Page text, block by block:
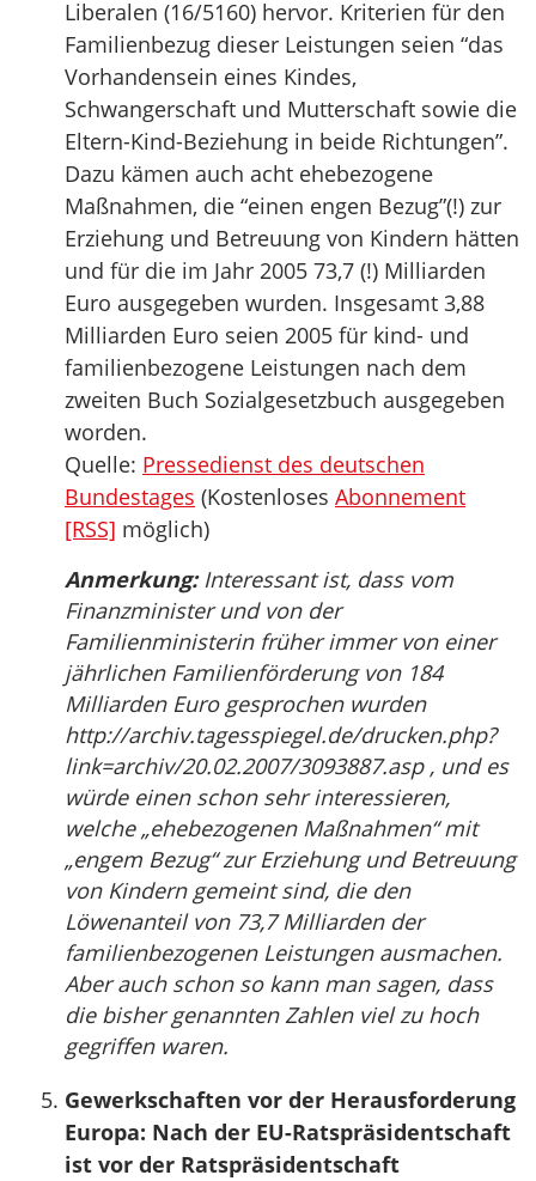
Liberalen (16/5160) hervor. Kriterien für den
Familienbezug dieser Leistungen seien “das
Vorhandensein eines Kindes,
Schwangerschaft und Mutterschaft sowie die
Eltern-Kind-Beziehung in beide Richtungen”.
Dazu kämen auch acht ehebezogene
Maßnahmen, die “einen engen Bezug”(!) zur
Erziehung und Betreuung von Kindern hätten
und für die im Jahr 2005 73,7 (!) Milliarden
Euro ausgegeben wurden. Insgesamt 3,88
Milliarden Euro seien 2005 für kind- und
familienbezogene Leistungen nach dem
zweiten Buch Sozialgesetzbuch ausgegeben
worden.
Quelle: Pressedienst des deutschen
Bundestages (Kostenloses Abonnement
[RSS] möglich)
Anmerkung:Interessant ist, dass vom
Finanzminister und von der
Familienministerin früher immer von einer
jährlichen Familienförderung von 184
Milliarden Euro gesprochen wurden
http://archiv.tagesspiegel.de/drucken.php?
link=archiv/20.02.2007/3093887.asp , und es
würde einen schon sehr interessieren,
welche „ehebezogenen Maßnahmen“ mit
„engem Bezug“ zur Erziehung und Betreuung
von Kindern gemeint sind, die den
Löwenanteil von 73,7 Milliarden der
familienbezogenen Leistungen ausmachen.
Aber auch schon so kann man sagen, dass
die bisher genannten Zahlen viel zu hoch
gegriffen waren.
Gewerkschaften vor der Herausforderung
Europa: Nach der EU-Ratspräsidentschaft
ist vor der Ratspräsidentschaft